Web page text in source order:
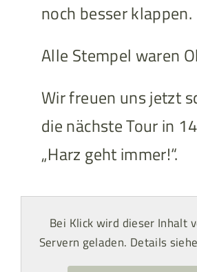
noch besser klappen.
Alle Stempel waren
Wir freuen uns jetzt
die nächste Tour in
„Harz geht immer!“.
Bei Klick wird dieser Inhalt
Servern geladen. Details siehe